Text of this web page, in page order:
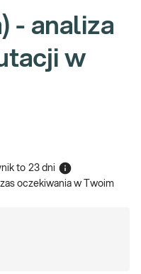
- analiza
w
to 23 dni
oczekiwania w Twoim